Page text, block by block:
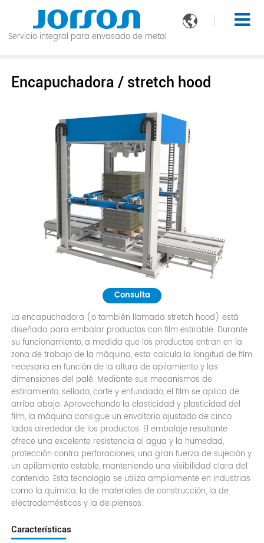

Servicio integral para envasado de metal
Encapuchadora / stretch hood
Consulta
La encapuchadora (o también llamada stretch hood) está
diseñada para embalar productos con film estirable. Durante
su funcionamiento, a medida que los productos entran en la
zona de trabajo de la máquina, esta calcula la longitud de film
necesaria en función de la altura de apilamiento y las
dimensiones del palé. Mediante sus mecanismos de
estiramiento, sellado, corte y enfundado, el film se aplica de
arriba abajo. Aprovechando la elasticidad y plasticidad del
film, la máquina consigue un envoltorio ajustado de cinco
lados alrededor de los productos. El embalaje resultante
ofrece una excelente resistencia al agua y la humedad,
protección contra perforaciones, una gran fuerza de sujeción y
un apilamiento estable, manteniendo una visibilidad clara del
contenido. Esta tecnología se utiliza ampliamente en industrias
como la química, la de materiales de construcción, la de
electrodomésticos y la de piensos.
Características